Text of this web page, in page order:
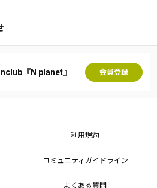
『N planet』 会員登録
利用規約
コミュニティガイドライン
よくある質問